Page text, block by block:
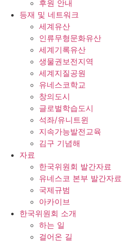
후원 안내
등재 및 네트워크
세계유산
인류무형문화유산
세계기록유산
생물권보전지역
세계지질공원
유네스코학교
창의도시
글로벌학습도시
석좌/유니트윈
지속가능발전교육
김구 기념해
자료
한국위원회 발간자료
유네스코 본부 발간자료
국제규범
아카이브
한국위원회 소개
하는 일
걸어온 길